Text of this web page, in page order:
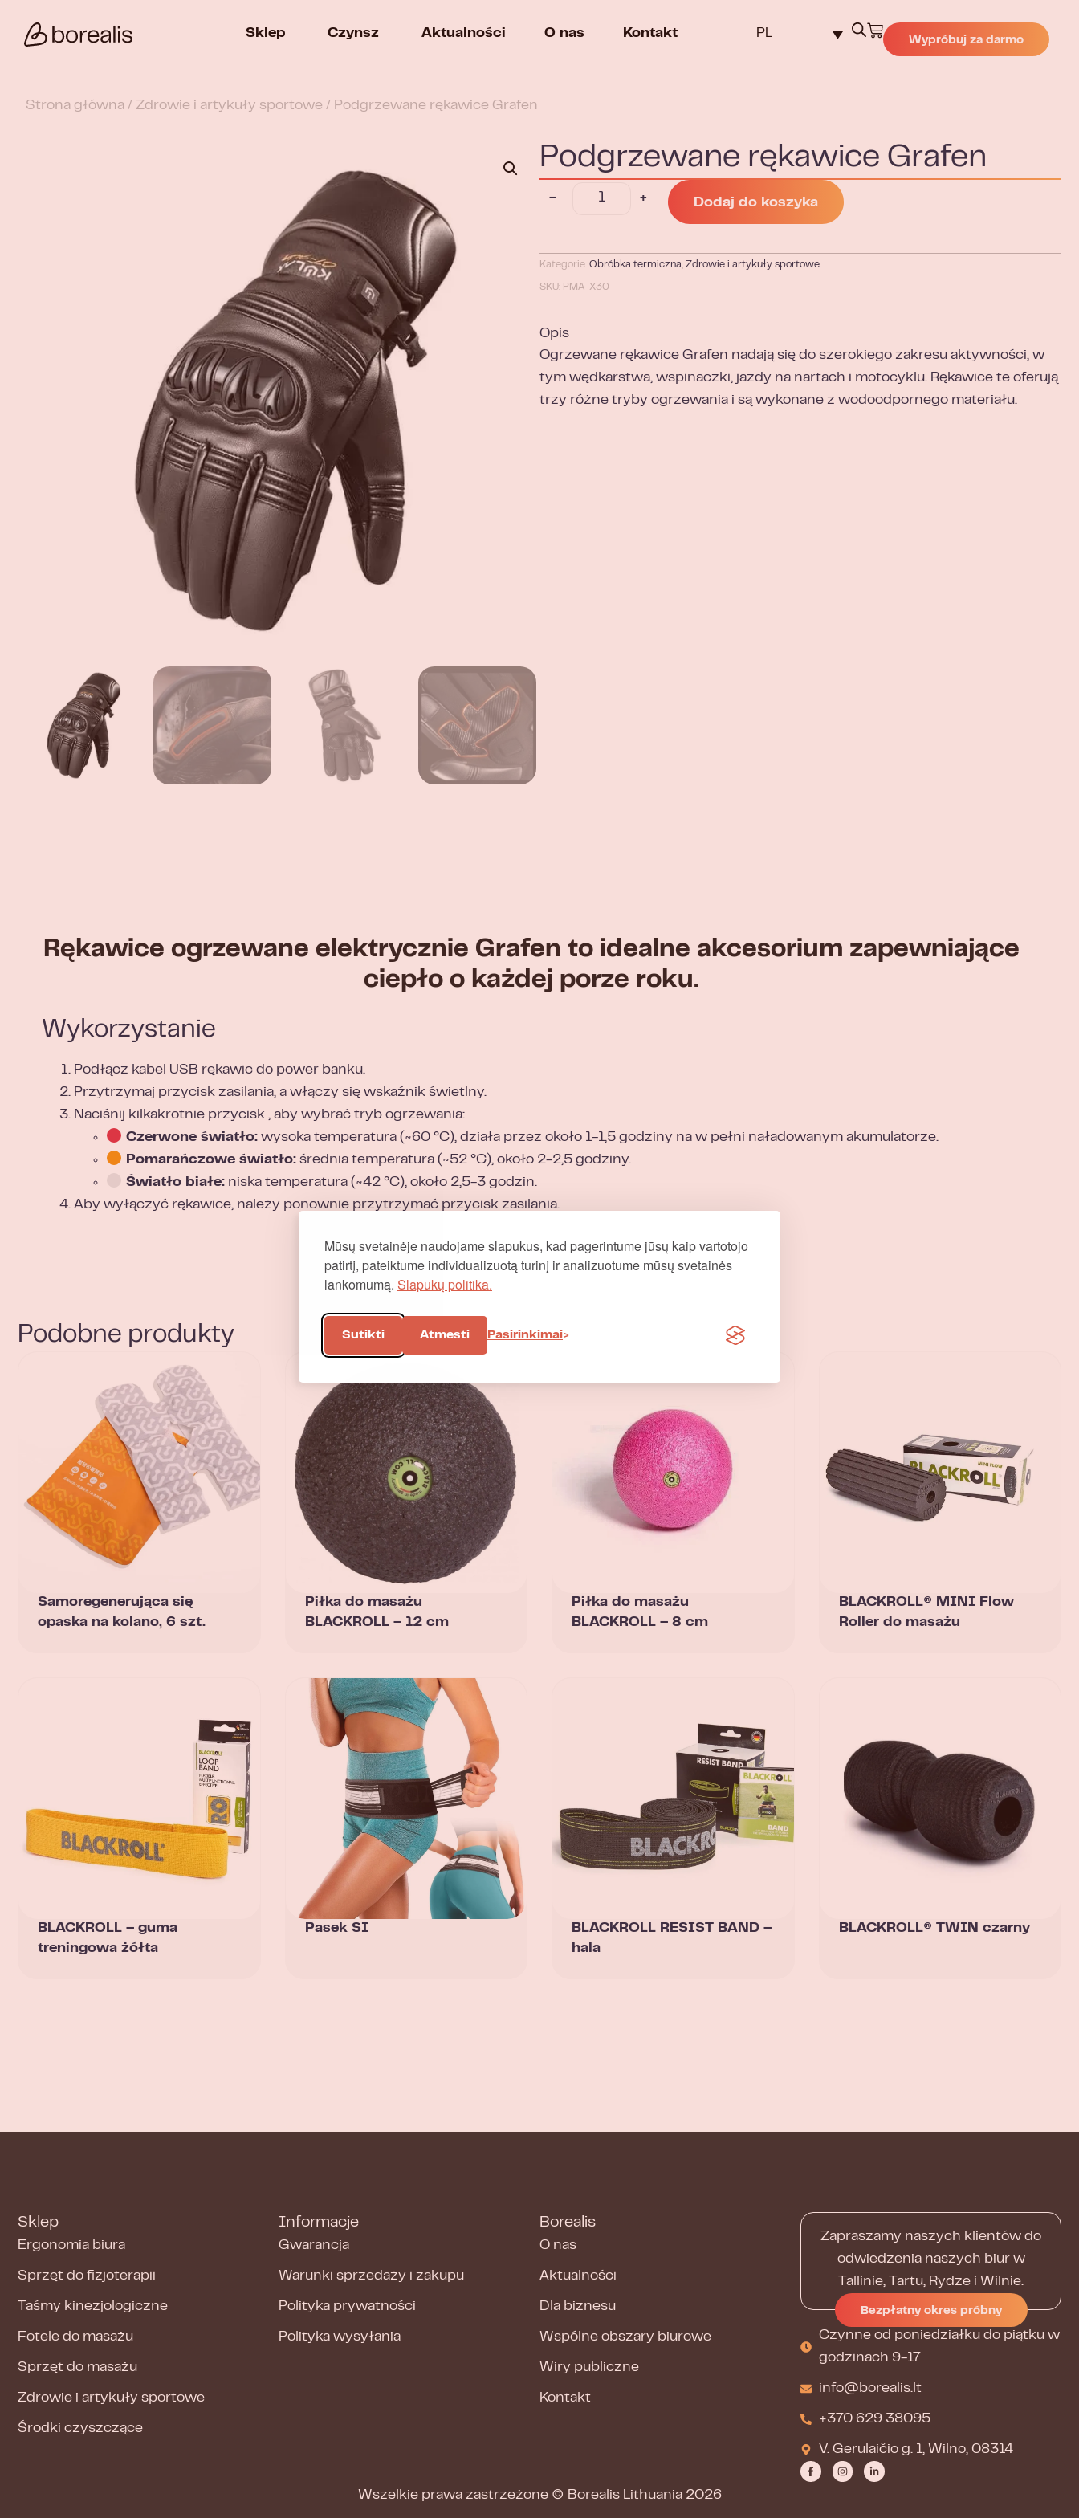
Mūsų svetainėje naudojame slapukus, kad pagerintume jūsų kaip vartotojo
patirtį, pateiktume individualizuotą turinį ir analizuotume mūsų svetainės
lankomumą. Slapukų politika.
Sutikti Atmesti Pasirinkimai
Sklep Czynsz Aktualności O nas Kontakt PL
Wypróbuj za darmo
Strona główna / Zdrowie i artykuły sportowe / Podgrzewane rękawice Grafen
Podgrzewane rękawice Grafen
- + Dodaj do koszyka
Kategorie: Obróbka termiczna, Zdrowie i artykuły sportowe
SKU: PMA-X30
Opis
Ogrzewane rękawice Grafen nadają się do szerokiego zakresu aktywności, w
tym wędkarstwa, wspinaczki, jazdy na nartach i motocyklu. Rękawice te oferują
trzy różne tryby ogrzewania i są wykonane z wodoodpornego materiału.
Rękawice ogrzewane elektrycznie Grafen to idealne akcesorium zapewniające
ciepło o każdej porze roku.
Wykorzystanie
Podłącz kabel USB rękawic do power banku.
Przytrzymaj przycisk zasilania, a włączy się wskaźnik świetlny.
Naciśnij kilkakrotnie przycisk , aby wybrać tryb ogrzewania:
Czerwone światło:wysoka temperatura (~60 °C), działa przez około 1-1,5 godziny na w pełni naładowanym akumulatorze.
Pomarańczowe światło:średnia temperatura (~52 °C), około 2-2,5 godziny.
Światło białe:niska temperatura (~42 °C), około 2,5-3 godzin.
Aby wyłączyć rękawice, należy ponownie przytrzymać przycisk zasilania.
Podobne produkty
Samoregenerująca się
opaska na kolano, 6 szt.
Piłka do masażu
BLACKROLL – 12 cm
Piłka do masażu
BLACKROLL – 8 cm
BLACKROLL® MINI Flow
Roller do masażu
BLACKROLL – guma
treningowa żółta
Pasek SI
BLACKROLL RESIST BAND –
hala
BLACKROLL® TWIN czarny
Sklep
Ergonomia biura
Sprzęt do fizjoterapii
Taśmy kinezjologiczne
Fotele do masażu
Sprzęt do masażu
Zdrowie i artykuły sportowe
Środki czyszczące
Informacje
Gwarancja
Warunki sprzedaży i zakupu
Polityka prywatności
Polityka wysyłania
Borealis
O nas
Aktualności
Dla biznesu
Wspólne obszary biurowe
Wiry publiczne
Kontakt
Zapraszamy naszych klientów do
odwiedzenia naszych biur w
Tallinie, Tartu, Rydze i Wilnie.
Bezpłatny okres próbny
Czynne od poniedziałku do piątku w
godzinach 9-17
info@borealis.lt
+370 629 38095
V. Gerulaičio g. 1, Wilno, 08314
Wszelkie prawa zastrzeżone © Borealis Lithuania2026